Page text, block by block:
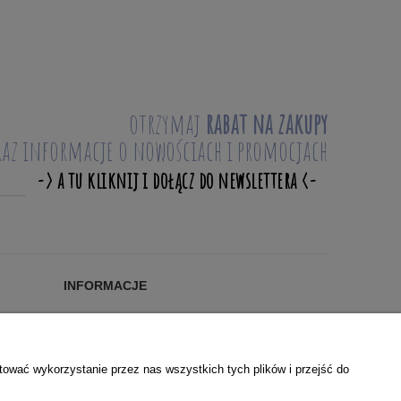
otrzymaj rabat na zakupy
informacje o nowościach i promocjach
INFORMACJE
O NAS
wykorzystanie przez nas wszystkich tych plików i przejść do